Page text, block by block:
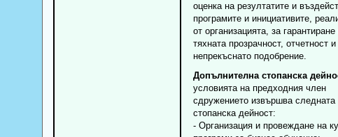
оценка на резултатите и
програмите и инициативите,
от организацията, за гарантиране
тяхната прозрачност, отчетност и
непрекъснато подобрение.
Допълнителна стопанска
условията на предходния член
сдружението извършва следната
стопанска дейност:
- Организация и провеждане на